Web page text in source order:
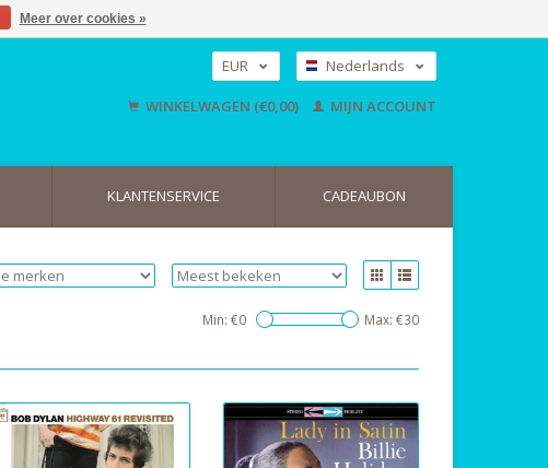
EUR
USD
Nederlands
English
WINKELWAGEN (€0,00) MIJN ACCOUNT
KLANTENSERVICE CADEAUBON
Min: €0 Max: €30
Meer over cookies »